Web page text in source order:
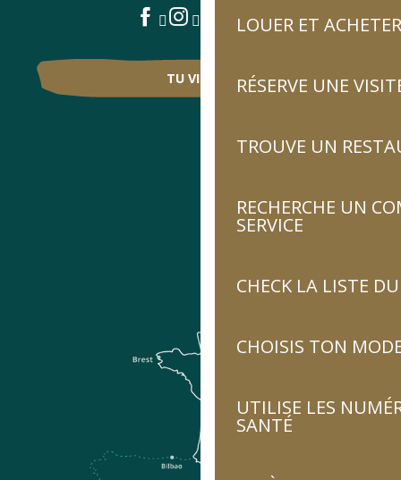
LOUER ET
RÉSERVE UNE
TROUVE UN
RECHERCHE UN
SERVICE
CHECK LA LISTE
CHOISIS TON
UTILISE LES
SANTÉ
TU VIENS ?